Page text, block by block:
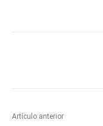
Artículo anterior